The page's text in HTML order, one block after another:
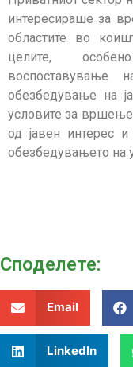
интересираше за
областите во
целите,
воспоставување
обезбедување на
условите за вршење
од јавен интерес
обезбедувањето на
Споделeте:
Email
LinkedIn